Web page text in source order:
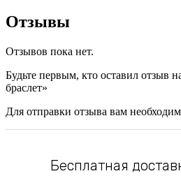
Отзывы
Отзывов пока нет.
Будьте первым, кто оставил отзыв
браслет»
Для отправки отзыва вам
Бесплатная